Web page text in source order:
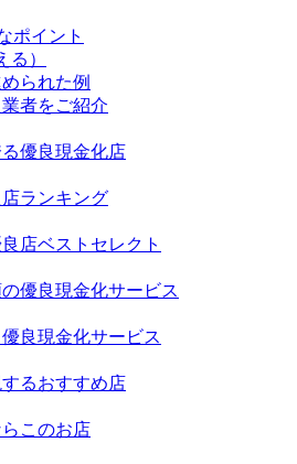
ポイント
）
られた例
者をご紹介
優良現金化店
ランキング
店ベストセレクト
優良現金化サービス
良現金化サービス
るおすすめ店
このお店